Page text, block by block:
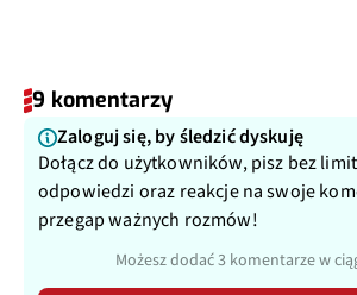
9 komentarzy
Zaloguj się, by śledzić dyskuję
Dołącz do użytkowników, pisz bez
odpowiedzi oraz reakcje na swoje
przegap ważnych rozmów!
Możesz dodać 3 komentarze w